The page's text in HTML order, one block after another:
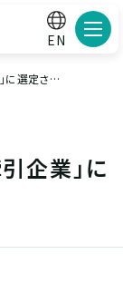
EN メニ
に選定され
企業」に